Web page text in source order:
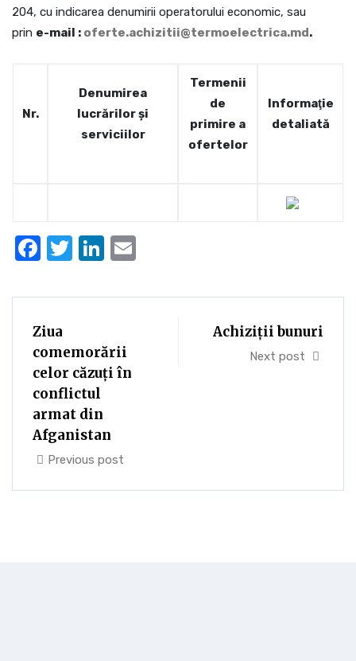
204, cu indicarea denumirii operatorului economic, sau
prin e-mail : oferte.achizitii@termoelectrica.md.
Nr.
Denumirea
lucrărilor și
serviciilor
Termenii
de
primire a
ofertelor
Informaţie
detaliată
Facebook
TwitterLinkedIn
Ziua
comemorării
celor căzuţi în
conflictul
armat din
Afganistan
Previous post
Achiziții bunuri
Next post